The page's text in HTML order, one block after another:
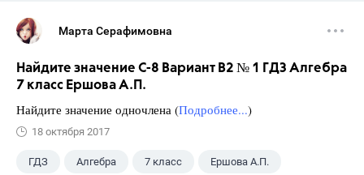
Марта Серафимовна
Найдите значение С-8 Вариант В2 № 1 ГДЗ Алгебра
7 класс Ершова А.П.
Найдите значение одночлена (Подробнее...)
18 октября 2017
ГДЗ Алгебра 7 класс Ершова А.П.